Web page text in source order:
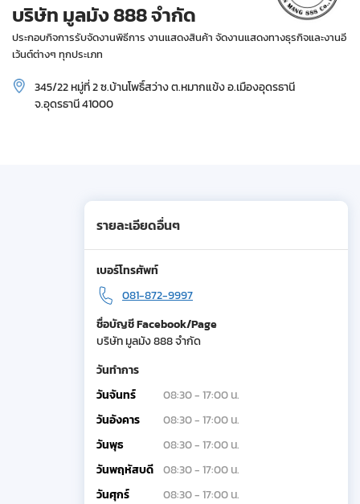
บริษัท มูลมัง 888 จำกัด
ประกอบกิจการรับจัดงานพิธีการ งานแสดงสินค้า จัดงานแสดงทางธุรกิจและงานอี
เว้นต์ต่างๆ ทุกประเภท
345/22 หมู่ที่ 2 ซ.บ้านโพธิ์สว่าง ต.หมากแข้ง อ.เมืองอุดรธานี
จ.อุดรธานี 41000
รายละเอียดอื่นๆ
เบอร์โทรศัพท์
081-872-9997
ชื่อบัญชี Facebook/Page
บริษัท มูลมัง 888 จำกัด
วันทำการ
วันจันทร์
08:30 - 17:00 น.
วันอังคาร
08:30 - 17:00 น.
วันพุธ
08:30 - 17:00 น.
วันพฤหัสบดี 08:30 - 17:00 น.
วันศุกร์
08:30 - 17:00 น.